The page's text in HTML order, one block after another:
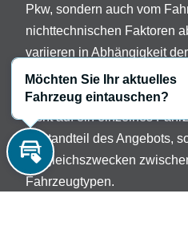
Pkw, sondern auch vom
nichttechnischen Faktoren
variieren in Abhängigkeit
Sonderausstattungen.
Verbrauchsangaben: Die
nicht auf ein einzelnes
Bestandteil des Angebots,
Vergleichszwecken
Fahrzeugtypen.
Inzahlungnahme
Möchten Sie Ihr aktuelles
Fahrzeug eintauschen?